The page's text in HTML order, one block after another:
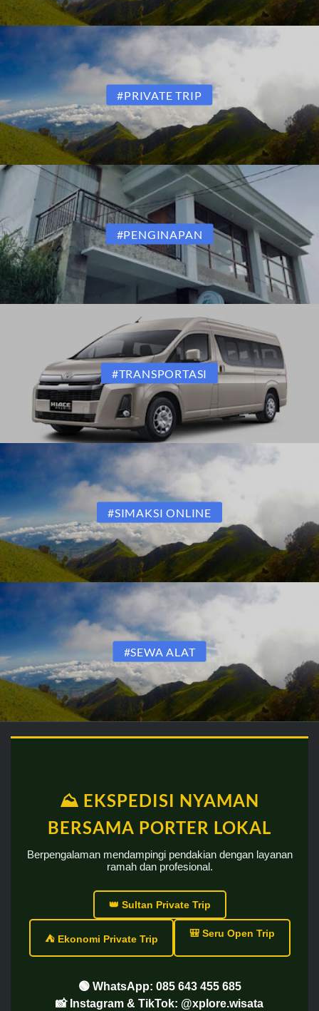
#PRIVATE TRIP
#PENGINAPAN
#TRANSPORTASI
#SIMAKSI ONLINE
#SEWA ALAT
⛰️ EKSPEDISI NYAMAN
BERSAMA PORTER LOKAL
Berpengalaman mendampingi pendakian dengan layanan
ramah dan profesional.
👑 Sultan Private Trip
⛺ Ekonomi Private Trip 🎒 Seru Open Trip
🟢 WhatsApp: 085 643 455 685
📸 Instagram & TikTok: @xplore.wisata